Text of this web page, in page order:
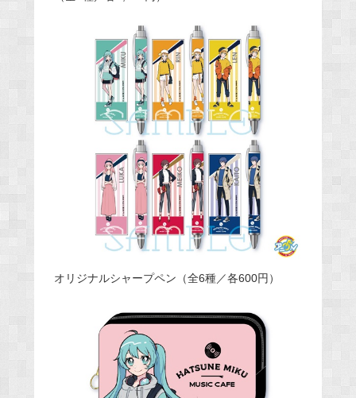
オリジナルシャープペン（全6種／各600円）